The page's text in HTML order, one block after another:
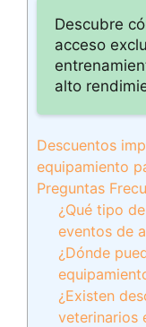
Descubre
acceso
alto
Descuentos
equipamiento
Preguntas
¿Qué tipo
eventos de
¿Dónde
¿Existen
veterinarios